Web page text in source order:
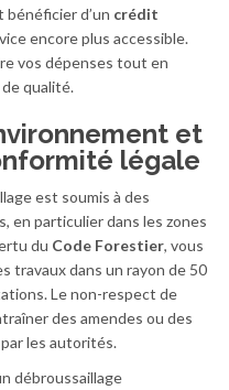
d’un crédit
encore plus accessible.
vos dépenses tout en
qualité.
et
légale
est soumis à des
en particulier dans les zones
du Code Forestier, vous
travaux dans un rayon de 50
Le non-respect de
des amendes ou des
les autorités.
débroussaillage